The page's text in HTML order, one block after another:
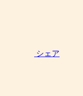
シェア